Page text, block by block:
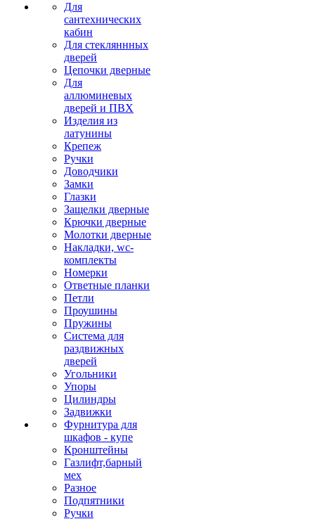
Для
сантехнических
кабин
Для стекляннных
дверей
Цепочки дверные
Для
аллюминевых
дверей и ПВХ
Изделия из
латунины
Крепеж
Ручки
Доводчики
Замки
Глазки
Защелки дверные
Крючки дверные
Молотки дверные
Накладки, wc-
комплекты
Номерки
Ответные планки
Петли
Проушины
Пружины
Система для
раздвижных
дверей
Угольники
Упоры
Цилиндры
Задвижки
Фурнитура для
шкафов - купе
Кронштейны
Газлифт,барный
мех
Разное
Подпятники
Ручки